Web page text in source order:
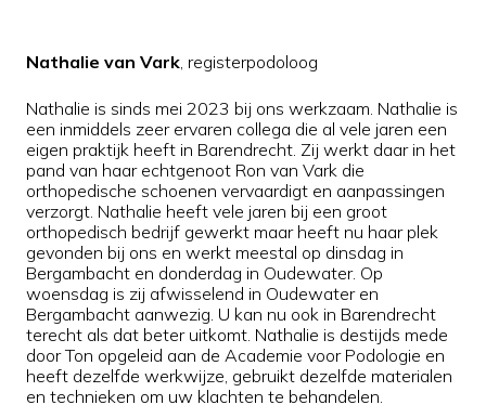
Nathalie van Vark, registerpodoloog
Nathalie is sinds mei 2023 bij ons werkzaam. Nathalie is
een inmiddels zeer ervaren collega die al vele jaren een
eigen praktijk heeft in Barendrecht. Zij werkt daar in het
pand van haar echtgenoot Ron van Vark die
orthopedische schoenen vervaardigt en aanpassingen
verzorgt. Nathalie heeft vele jaren bij een groot
orthopedisch bedrijf gewerkt maar heeft nu haar plek
gevonden bij ons en werkt meestal op dinsdag in
Bergambacht en donderdag in Oudewater. Op
woensdag is zij afwisselend in Oudewater en
Bergambacht aanwezig. U kan nu ook in Barendrecht
terecht als dat beter uitkomt. Nathalie is destijds mede
door Ton opgeleid aan de Academie voor Podologie en
heeft dezelfde werkwijze, gebruikt dezelfde materialen
en technieken om uw klachten te behandelen.